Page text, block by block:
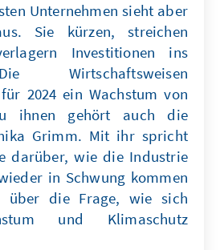
Unternehmen sieht aber
Sie kürzen, streichen
Investitionen ins
Wirtschaftsweisen
2024 ein Wachstum von
ihnen gehört auch die
Grimm. Mit ihr spricht
darüber, wie die Industrie
in Schwung kommen
über die Frage, wie sich
und Klimaschutz